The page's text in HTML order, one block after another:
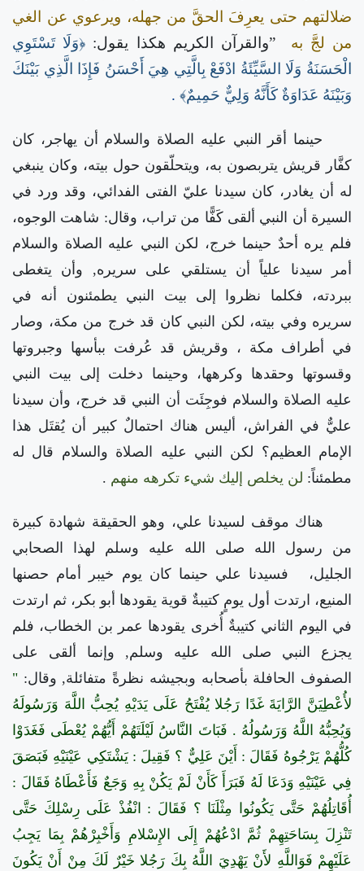
ضلالتهم حتى يعرِفَ الحقَّ من جهله، ويرعوي عن الغي
من لجَّ به
”والقرآن الكريم هكذا يقول: ﴿وَلَا تَسْتَوِي
الْحَسَنَةُ وَلَا السَّيِّئَةُ ادْفَعْ بِالَّتِي هِيَ أَحْسَنُ فَإِذَا الَّذِي بَيْنَكَ
وَبَيْنَهُ عَدَاوَةٌ كَأَنَّهُ وَلِيٌّ حَمِيمٌ﴾ .
حينما أقر النبي عليه الصلاة والسلام أن يهاجر، كان
كفَّار قريش يتربصون به، ويتحلّقون حول بيته، وكان ينبغي
له أن يغادر، كان سيدنا عليّ الفتى الفدائي، وقد ورد في
السيرة أن النبي ألقى كَفًّا من تراب، وقال: شاهت الوجوه،
فلم يره أحدٌ حينما خرج، لكن النبي عليه الصلاة والسلام
أمر سيدنا علياً أن يستلقي على سريره, وأن يتغطى
ببردته، فكلما نظروا إلى بيت النبي يطمئنون أنه في
سريره وفي بيته، لكن النبي كان قد خرج من مكة، وصار
في أطراف مكة ، وقريش قد عُرفت ببأسها وجبروتها
وقسوتها وحقدها وكرهها، وحينما دخلت إلى بيت النبي
عليه الصلاة والسلام فوجِئَت أن النبي قد خرج، وأن سيدنا
عليٌّ في الفراش، أليس هناك احتمالٌ كبير أن يُقتَل هذا
الإمام العظيم؟ لكن النبي عليه الصلاة والسلام قال له
مطمئناً: لن يخلص إليك شيء تكرهه منهم .
هناك موقف لسيدنا علي، وهو الحقيقة شهادة كبيرة
من رسول الله صلى الله عليه وسلم لهذا الصحابي
الجليل،
فسيدنا علي حينما كان يوم خيبر أمام حصنها
المنيع، ارتدت أول يومٍ كتيبةٌ قوية يقودها أبو بكر، ثم ارتدت
في اليوم الثاني كتيبةٌ أُخرى يقودها عمر بن الخطاب، فلم
يجزع النبي صلى الله عليه وسلم, وإنما ألقى على
الصفوف الحافلة بأصحابه وبجيشه نظرةً متفائلة, وقال: "
لأُعْطِيَنَّ الرَّايَةَ غَدًا رَجُلا يُفْتَحُ عَلَى يَدَيْهِ يُحِبُّ اللَّهَ وَرَسُولَهُ
وَيُحِبُّهُ اللَّهُ وَرَسُولُهُ . فَبَاتَ النَّاسُ لَيْلَتَهُمْ أَيُّهُمْ يُعْطَى فَغَدَوْا
كُلُّهُمْ يَرْجُوهُ فَقَالَ : أَيْنَ عَلِيٌّ ؟ فَقِيلَ : يَشْتَكِي عَيْنَيْهِ فَبَصَقَ
فِي عَيْنَيْهِ وَدَعَا لَهُ فَبَرَأَ كَأَنْ لَمْ يَكُنْ بِهِ وَجَعٌ فَأَعْطَاهُ فَقَالَ :
أُقَاتِلُهُمْ حَتَّى يَكُونُوا مِثْلَنَا ؟ فَقَالَ : انْفُذْ عَلَى رِسْلِكَ حَتَّى
تَنْزِلَ بِسَاحَتِهِمْ ثُمَّ ادْعُهُمْ إِلَى الإِسْلامِ وَأَخْبِرْهُمْ بِمَا يَجِبُ
عَلَيْهِمْ فَوَاللَّهِ لأَنْ يَهْدِيَ اللَّهُ بِكَ رَجُلا خَيْرٌ لَكَ مِنْ أَنْ يَكُونَ